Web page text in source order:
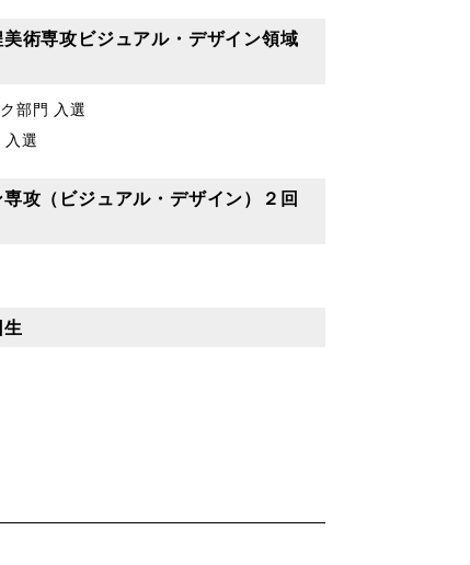
術専攻ビジュアル・デザイン領域
部門 入選
入選
攻（ビジュアル・デザイン）２回